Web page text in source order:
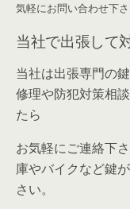
気軽にお問い合わせ下さ
当社で出張して
当社は出張専門の
修理や防犯対策相
たら
お気軽にご連絡下
庫やバイクなど鍵
さい。